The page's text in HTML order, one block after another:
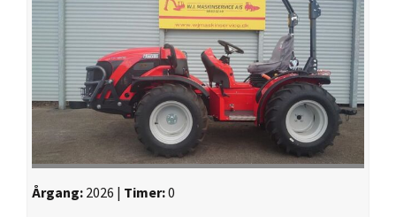
Årgang: 2026 | Timer:0